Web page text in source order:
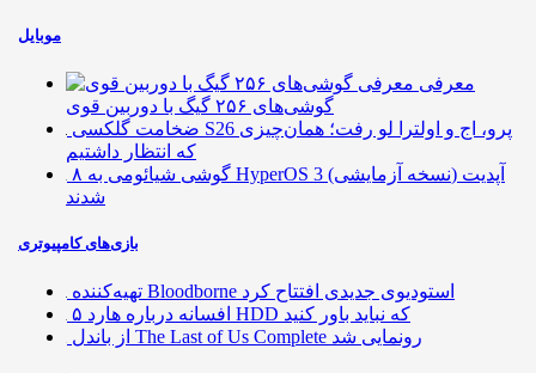
موبایل
معرفی
گوشی‌های ۲۵۶ گیگ با دوربین قوی
ضخامت گلکسی S26 پرو، اج و اولترا لو رفت؛ همان‌چیزی
که انتظار داشتیم
۸ گوشی شیائومی به HyperOS 3 (نسخه آزمایشی) آپدیت
شدند
بازی‌های کامپیوتری
تهیه‌کننده Bloodborne استودیوی جدیدی افتتاح کرد
۵ افسانه درباره هارد HDD که نباید باور کنید
از باندل The Last of Us Complete رونمایی شد